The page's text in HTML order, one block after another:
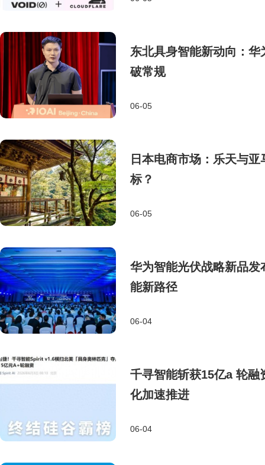
东北具身智能新动向：
破常规
06-05
日本电商市场：乐天与
标？
06-05
华为智能光伏战略新品
能新路径
06-04
千寻智能斩获15亿a 轮融
化加速推进
06-04